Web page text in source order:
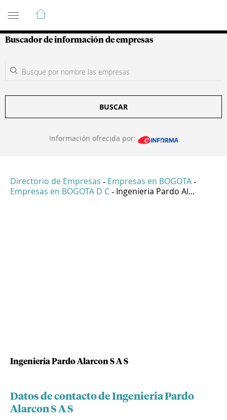
Guía de Empresas Colombianas
Buscador de información de empresas
BUSCAR
Información ofrecida por:
Directorio de Empresas - Empresas en BOGOTA -
Empresas en BOGOTA D C - Ingenieria Pardo Al...
Ingenieria Pardo Alarcon S A S
Datos de contacto de Ingenieria Pardo
Alarcon S A S